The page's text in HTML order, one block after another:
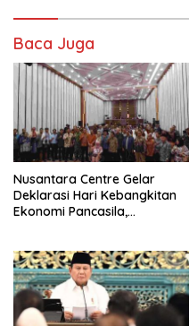
Baca Juga
Nusantara Centre Gelar
Deklarasi Hari Kebangkitan
Ekonomi Pancasila,
Penjajahan (Pergolakan
Ekonomi Politik Indonesia) &
Simposium Nasional “Urgensi
Undang-Undang